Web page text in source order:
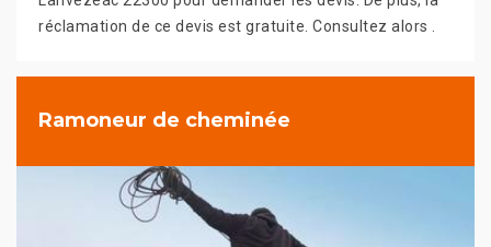
réclamation de ce devis est gratuite. Consultez alors .
Ramoneur de cheminée